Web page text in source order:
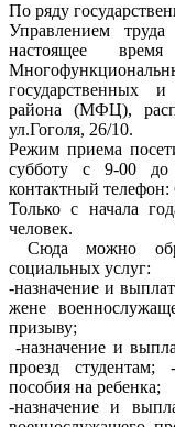
По ряду
Управлением
настоящее
государственных
района (МФЦ),
ул.Гоголя, 26/10.
Режим приема
субботу с 9-00 до
контактный телефон:
Только с начала
человек.
Сюда можно
социальных услуг:
-назначение и
жене
призыву;
-назначение и
проезд студентам;
пособия на ребенка;
-назначение и